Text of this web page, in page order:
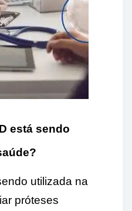
está sendo
utilizada na
próteses